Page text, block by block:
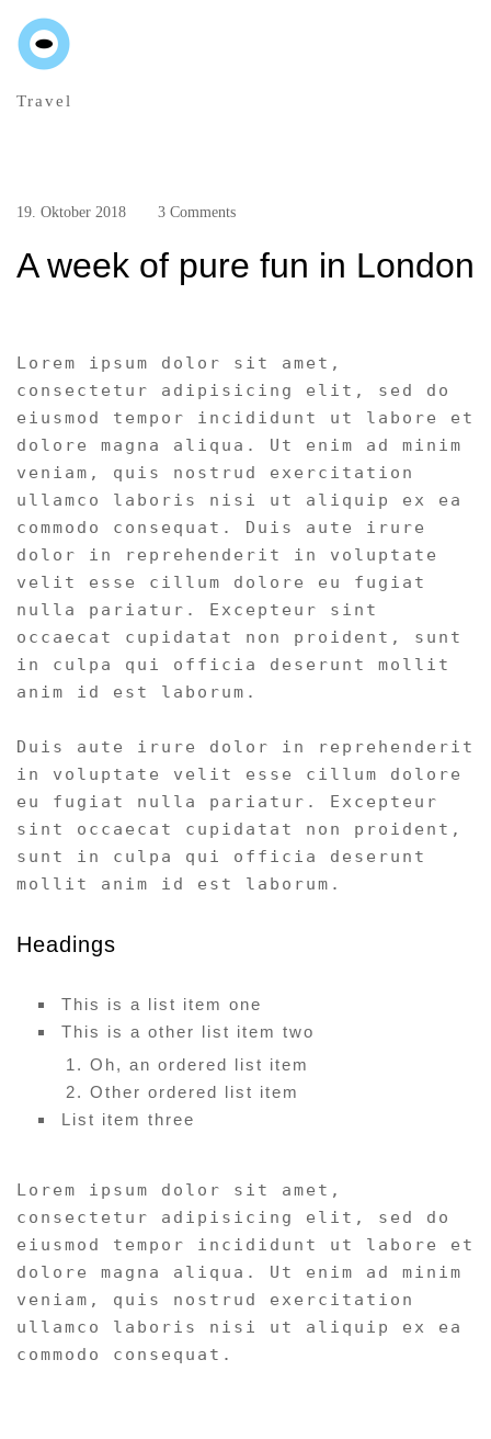
Travel
19. Oktober 2018 3 Comments
A week of pure fun in London
Lorem ipsum dolor sit amet,
consectetur adipisicing elit, sed do
eiusmod tempor incididunt ut labore et
dolore magna aliqua. Ut enim ad minim
veniam, quis nostrud exercitation
ullamco laboris nisi ut aliquip ex ea
commodo consequat. Duis aute irure
dolor in reprehenderit in voluptate
velit esse cillum dolore eu fugiat
nulla pariatur. Excepteur sint
occaecat cupidatat non proident, sunt
in culpa qui officia deserunt mollit
anim id est laborum.
Duis aute irure dolor in reprehenderit
in voluptate velit esse cillum dolore
eu fugiat nulla pariatur. Excepteur
sint occaecat cupidatat non proident,
sunt in culpa qui officia deserunt
mollit anim id est laborum.
Headings
This is a list item one
This is a other list item two
Oh, an ordered list item
Other ordered list item
List item three
Lorem ipsum dolor sit amet,
consectetur adipisicing elit, sed do
eiusmod tempor incididunt ut labore et
dolore magna aliqua. Ut enim ad minim
veniam, quis nostrud exercitation
ullamco laboris nisi ut aliquip ex ea
commodo consequat.